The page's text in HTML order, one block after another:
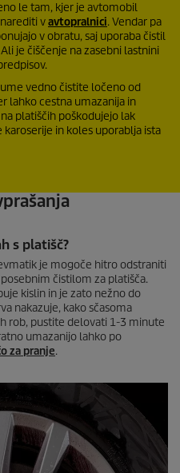
le tam, kjer je avtomobil
vavtopralnici. Vendar pa
v obratu, saj uporaba čistil
je čiščenje na zasebni lastnini
vedno čistite ločeno od
lahko cestna umazanija in
platiščih poškodujejo lak
karoserije in koles uporablja ista
s platišč?
je mogoče hitro odstraniti
čistilom za platišča.
kislin in je zato nežno do
nakazuje, kako sčasoma
rob, pustite delovati 1-3 minute
umazanijo lahko po
za pranje.